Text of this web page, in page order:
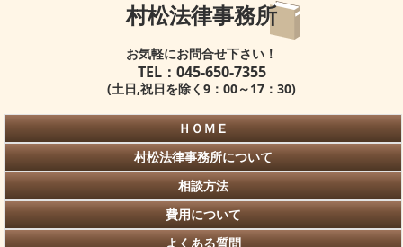
村松法律事務所
お気軽にお問合せ下さい！
TEL：045-650-7355
(土日,祝日を除く9：00～17：30)
ＨＯＭＥ
村松法律事務所について
相談方法
費用について
よくある質問